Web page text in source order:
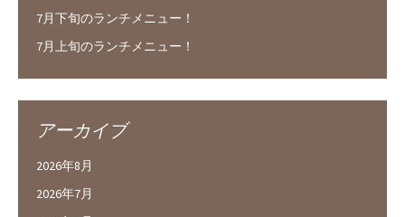
7月下旬のランチメニュー！
7月上旬のランチメニュー！
アーカイブ
2026年8月
2026年7月